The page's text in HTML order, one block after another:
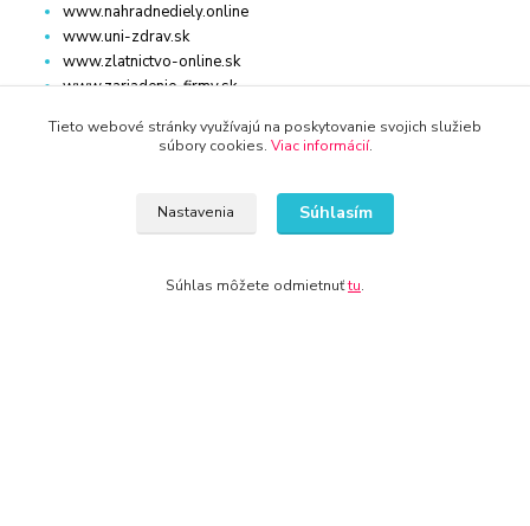
www.nahradnediely.online
www.uni-zdrav.sk
www.zlatnictvo-online.sk
www.zariadenie-firmy.sk
Tieto webové stránky využívajú na poskytovanie svojich služieb
súbory cookies. Viac informácií.
Nastavenia Súhlasím
Súhlas môžete odmietnuťtu.